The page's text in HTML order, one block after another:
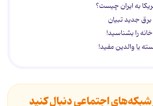
به ایران چیست؟
برق جدید تبیان
را بشناسید!
یا والدین مفید!
شبکه‌های اجتماعی دنبال کنید